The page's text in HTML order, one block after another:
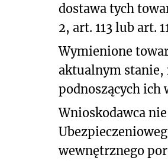
dostawa tych
2, art. 113 lub art.
Wymienione
aktualnym stanie,
podnoszących ich
Wnioskodawca
wewnętrznego